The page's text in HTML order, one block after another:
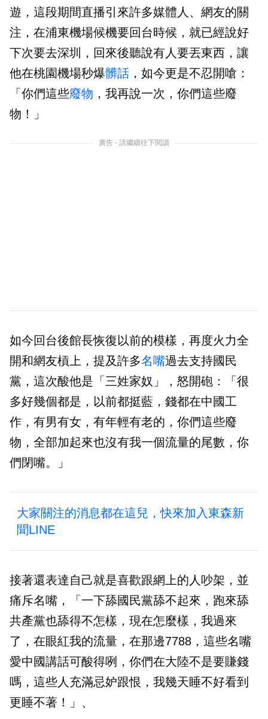
遊，這段期間直播引來許多媒體人、網友的關
注，在浦東機場候機要回台時候，就已經說好
下次要去深圳，回來後聽說有人要丟東西，讓
他在桃園機場秒爆髒話 ，如今更是不忍開嗆：
「你們這些廢物 ，我再說一次，你們這些廢
物！」
廣告 - 請繼續往下閱讀
如今回台後館長恢復以前的模樣，再度火力全
開和網友槓上，提及許多名嘴過去支持國民
黨，這次酸他是「三姓家奴」，怒開砲：「很
多好幾個都是，以前都挺藍，錢都在中國工
作，有男有女，有年輕有老的，你們這些廢
物，全部加起來也沒有我一個流量的尾數，你
們閉嘴。」
大家關注的消息都在這兒，快來加入東森新
聞LINE
接著還表達自己就是喜歡跟網上的人吵架，並
痛斥名嘴，「一下舔國民黨舔不起來，跑來舔
共產黨也舔得不怎樣，現在怎麼樣，我過來
了，在眼紅我的流量，在那邊7788，這些名嘴
愛中國講話可酸得咧，你們在大陸不是要賺錢
嗎，這些人充滿忌妒跟恨，我幾天睡不好看到
更睡不著！」、